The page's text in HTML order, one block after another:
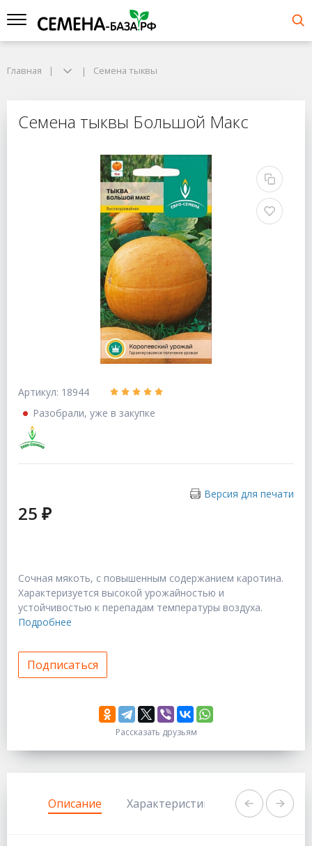
Главная Семена тыквы
Семена тыквы Большой Макс
Артикул: 18944
Разобрали, уже в закупке
Версия для печати
25 ₽
Сочная мякоть, с повышенным содержанием каротина.
Характеризуется высокой урожайностью и
устойчивостью к перепадам температуры воздуха.
Подробнее
Подписаться
Рассказать друзьям
Описание Характеристики Задать